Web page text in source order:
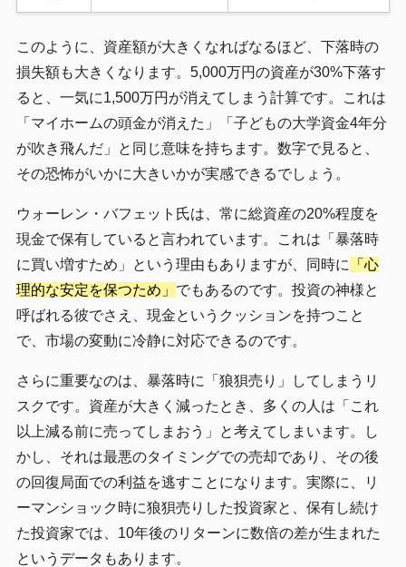
このように、資産額が大きくなればなるほど、下落時の
損失額も大きくなります。5,000万円の資産が30%下落す
ると、一気に1,500万円が消えてしまう計算です。これは
「マイホームの頭金が消えた」「子どもの大学資金4年分
が吹き飛んだ」と同じ意味を持ちます。数字で見ると、
その恐怖がいかに大きいかが実感できるでしょう。
ウォーレン・バフェット氏は、常に総資産の20%程度を
現金で保有していると言われています。これは「暴落時
に買い増すため」という理由もありますが、同時に
「心
理的な安定を保つため」 でもあるのです。投資の神様と
呼ばれる彼でさえ、現金というクッションを持つこと
で、市場の変動に冷静に対応できるのです。
さらに重要なのは、暴落時に「狼狽売り」してしまうリ
スクです。資産が大きく減ったとき、多くの人は「これ
以上減る前に売ってしまおう」と考えてしまいます。し
かし、それは最悪のタイミングでの売却であり、その後
の回復局面での利益を逃すことになります。実際に、リ
ーマンショック時に狼狽売りした投資家と、保有し続け
た投資家では、10年後のリターンに数倍の差が生まれた
というデータもあります。